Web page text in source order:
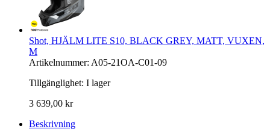
Shot, HJÄLM LITE S10, BLACK GREY, MATT, VUXEN,
M
Artikelnummer: A05-21OA-C01-09
Tillgänglighet: I lager
3 639,00 kr
Beskrivning